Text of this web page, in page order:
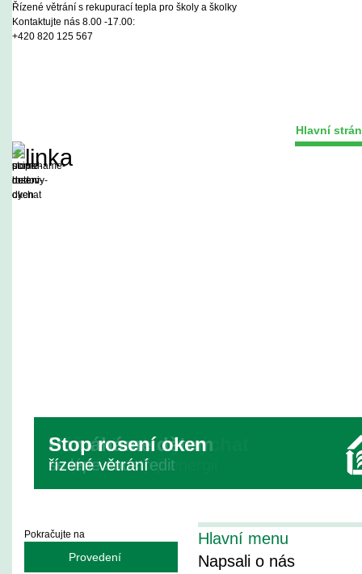
Řízené větrání s rekupurací tepla pro školy a školky
Kontaktujte nás 8.00 -17.00:
+420 820 125 567
Učíme budovy dýchat
a využíváme její energii
Pomáháme dětem
se lépe soustředit
Stop rosení oken
řízené větrání
Hlavní
Hlavní menu
Napsali o nás
Pokračujte na
Provedení